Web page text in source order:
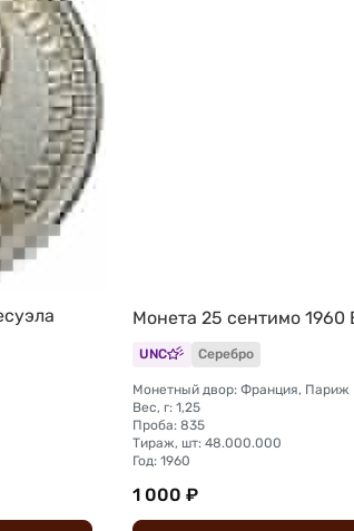
Монета 25 сентимо 1960
UNC Серебро
Монетный двор: Франция, Париж
Вес, г: 1,25
Проба: 835
Тираж, шт: 48.000.000
Год: 1960
1 000 ₽